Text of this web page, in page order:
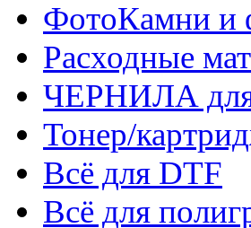
ФотоКамни
Расходные
ЧЕРНИЛА
Тонер/
Всё для DTF
Всё для